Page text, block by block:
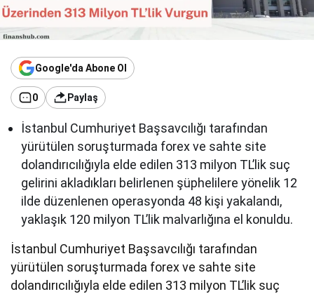
Google'da Abone Ol
0 Paylaş
İstanbul Cumhuriyet Başsavcılığı tarafından
yürütülen soruşturmada forex ve sahte site
dolandırıcılığıyla elde edilen 313 milyon TL’lik suç
gelirini akladıkları belirlenen şüphelilere yönelik 12
ilde düzenlenen operasyonda 48 kişi yakalandı,
yaklaşık 120 milyon TL’lik malvarlığına el konuldu.
İstanbul Cumhuriyet Başsavcılığı tarafından
yürütülen soruşturmada forex ve sahte site
dolandırıcılığıyla elde edilen 313 milyon TL’lik suç